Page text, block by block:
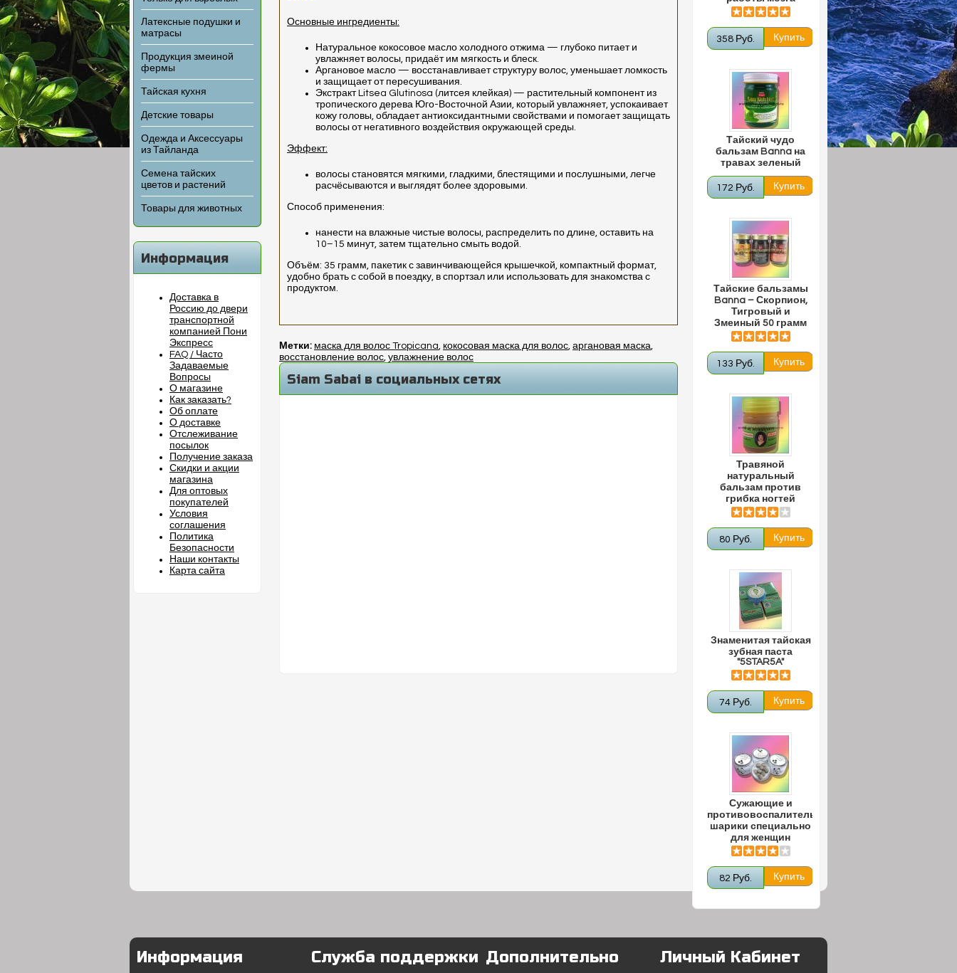
Латексные подушки и
матрасы
Продукция змеиной
фермы
Тайская кухня
Детские товары
Одежда и Аксессуары
из Тайланда
Семена тайских
цветов и растений
Товары для животных
Информация
Доставка в
Россию до двери
транспортной
компанией Пони
Экспресс
FAQ / Часто
Задаваемые
Вопросы
О магазине
Как заказать?
Об оплате
О доставке
Отслеживание
посылок
Получение заказа
Скидки и акции
магазина
Для оптовых
покупателей
Условия
соглашения
Политика
Безопасности
Наши контакты
Карта сайта
358 Руб.
Тайский чудо
бальзам Banna на
травах зеленый
172 Руб.
Тайские бальзамы
Banna – Скорпион,
Тигровый и
Змеиный 50 грамм
133 Руб.
Травяной
натуральный
бальзам против
грибка ногтей
80 Руб.
Знаменитая тайская
зубная паста
"5STAR5A"
74 Руб.
Сужающие и
противовоспалительные
шарики специально
для женщин
82 Руб.
Основные ингредиенты:
Натуральное кокосовое масло холодного отжима — глубоко питает и
увлажняет волосы, придаёт им мягкость и блеск.
Аргановое масло — восстанавливает структуру волос, уменьшает ломкость
и защищает от пересушивания.
Экстракт Litsea Glutinosa (литсея клейкая) — растительный компонент из
тропического дерева Юго-Восточной Азии, который увлажняет, успокаивает
кожу головы, обладает антиоксидантными свойствами и помогает защищать
волосы от негативного воздействия окружающей среды.
Эффект:
волосы становятся мягкими, гладкими, блестящими и послушными, легче
расчёсываются и выглядят более здоровыми.
Способ применения:
нанести на влажные чистые волосы, распределить по длине, оставить на
10–15 минут, затем тщательно смыть водой.
Объём: 35 грамм, пакетик с завинчивающейся крышечкой, компактный формат,
удобно брать с собой в поездку, в спортзал или использовать для знакомства с
продуктом.
Метки: маска для волос Tropicana, кокосовая маска для волос, аргановая маска,
восстановление волос, увлажнение волос
Siam Sabai в социальных сетях
Информация Служба поддержки Дополнительно Личный Кабинет